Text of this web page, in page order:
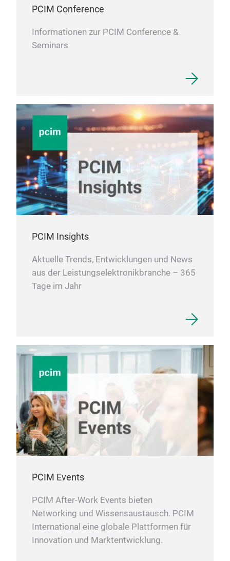
PCIM Conference
Informationen zur PCIM Conference &
Seminars
PCIM Insights
Aktuelle Trends, Entwicklungen und News
aus der Leistungselektronikbranche – 365
Tage im Jahr
PCIM Events
PCIM After-Work Events bieten
Networking und Wissensaustausch. PCIM
International eine globale Plattformen für
Innovation und Marktentwicklung.